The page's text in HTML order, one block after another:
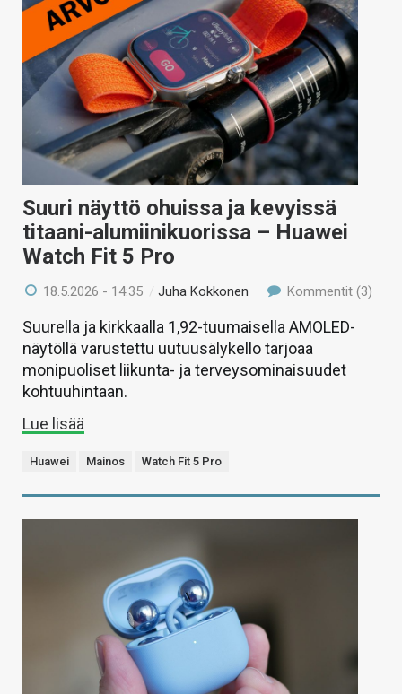
Suuri näyttö ohuissa ja kevyissä
titaani-alumiinikuorissa – Huawei
Watch Fit 5 Pro
18.5.2026 - 14:35 /Juha Kokkonen Kommentit (3)
Suurella ja kirkkaalla 1,92-tuumaisella AMOLED-
näytöllä varustettu uutuusälykello tarjoaa
monipuoliset liikunta- ja terveysominaisuudet
kohtuuhintaan.
Lue lisää
Huawei Mainos Watch Fit 5 Pro